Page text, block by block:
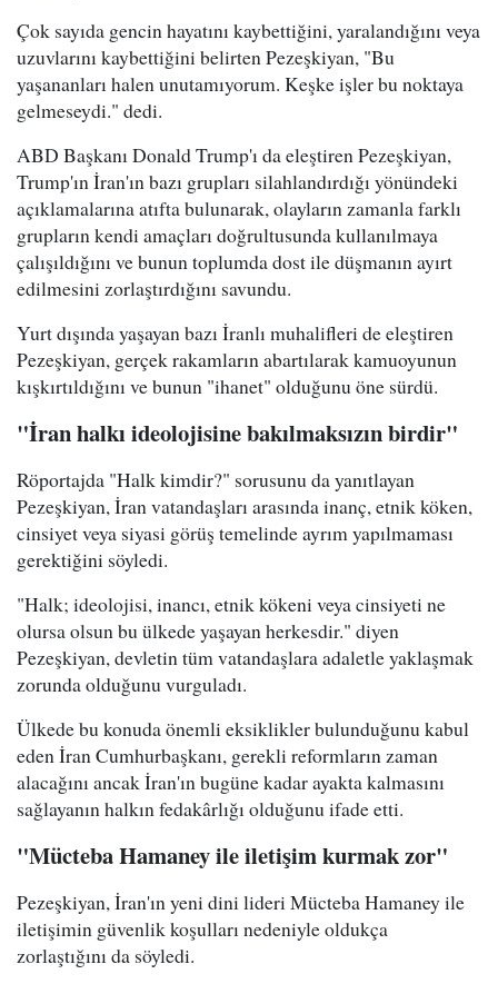
Çok sayıda gencin hayatını kaybettiğini, yaralandığını veya
uzuvlarını kaybettiğini belirten Pezeşkiyan, "Bu
yaşananları halen unutamıyorum. Keşke işler bu noktaya
gelmeseydi." dedi.
ABD Başkanı Donald Trump'ı da eleştiren Pezeşkiyan,
Trump'ın İran'ın bazı grupları silahlandırdığı yönündeki
açıklamalarına atıfta bulunarak, olayların zamanla farklı
grupların kendi amaçları doğrultusunda kullanılmaya
çalışıldığını ve bunun toplumda dost ile düşmanın ayırt
edilmesini zorlaştırdığını savundu.
Yurt dışında yaşayan bazı İranlı muhalifleri de eleştiren
Pezeşkiyan, gerçek rakamların abartılarak kamuoyunun
kışkırtıldığını ve bunun "ihanet" olduğunu öne sürdü.
"İran halkı ideolojisine bakılmaksızın birdir"
Röportajda "Halk kimdir?" sorusunu da yanıtlayan
Pezeşkiyan, İran vatandaşları arasında inanç, etnik köken,
cinsiyet veya siyasi görüş temelinde ayrım yapılmaması
gerektiğini söyledi.
"Halk; ideolojisi, inancı, etnik kökeni veya cinsiyeti ne
olursa olsun bu ülkede yaşayan herkesdir." diyen
Pezeşkiyan, devletin tüm vatandaşlara adaletle yaklaşmak
zorunda olduğunu vurguladı.
Ülkede bu konuda önemli eksiklikler bulunduğunu kabul
eden İran Cumhurbaşkanı, gerekli reformların zaman
alacağını ancak İran'ın bugüne kadar ayakta kalmasını
sağlayanın halkın fedakârlığı olduğunu ifade etti.
"Mücteba Hamaney ile iletişim kurmak zor"
Pezeşkiyan, İran'ın yeni dini lideri Mücteba Hamaney ile
iletişimin güvenlik koşulları nedeniyle oldukça
zorlaştığını da söyledi.